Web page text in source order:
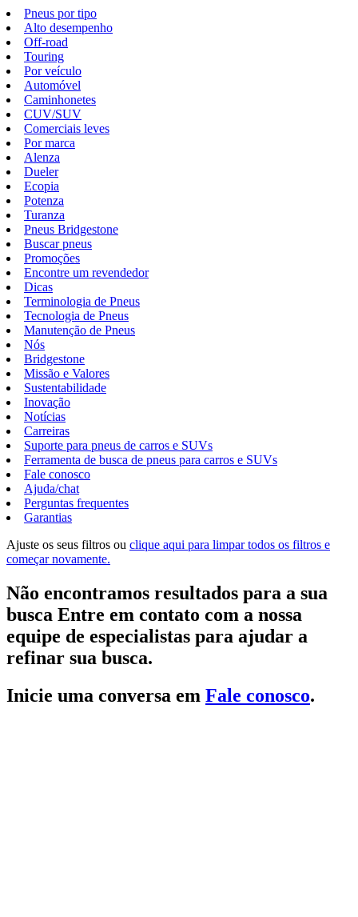
Pneus por tipo
Alto desempenho
Off-road
Touring
Por veículo
Automóvel
Caminhonetes
CUV/SUV
Comerciais leves
Por marca
Alenza
Dueler
Ecopia
Potenza
Turanza
Pneus Bridgestone
Buscar pneus
Promoções
Encontre um revendedor
Dicas
Terminologia de Pneus
Tecnologia de Pneus
Manutenção de Pneus
Nós
Bridgestone
Missão e Valores
Sustentabilidade
Inovação
Notícias
Carreiras
Suporte para pneus de carros e SUVs
Ferramenta de busca de pneus para carros e SUVs
Fale conosco
Ajuda/chat
Perguntas frequentes
Garantias
Ajuste os seus filtros ou clique aqui para limpar todos os filtros e
começar novamente.
Não encontramos resultados para a sua
busca Entre em contato com a nossa
equipe de especialistas para ajudar a
refinar sua busca.
Inicie uma conversa em Fale conosco.